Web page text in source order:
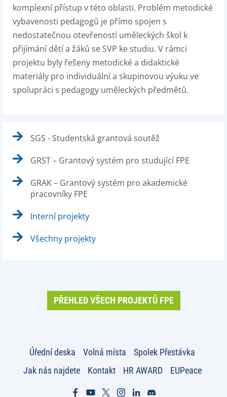
komplexní přístup v této oblasti. Problém metodické
vybavenosti pedagogů je přímo spojen s
nedostatečnou otevřeností uměleckých škol k
přijímání dětí a žáků se SVP ke studiu. V rámci
projektu byly řešeny metodické a didaktické
materiály pro individuální a skupinovou výuku ve
spolupráci s pedagogy uměleckých předmětů.
SGS - Studentská grantová soutěž
GRST – Grantový systém pro studující FPE
GRAK – Grantový systém pro akademické
pracovníky FPE
Interní projekty
Všechny projekty
PŘEHLED VŠECH PROJEKTŮ FPE
Úřední deska Volná místa
Spolek Přestávka
Jak nás najdete
Kontakt HR AWARD EUPeace